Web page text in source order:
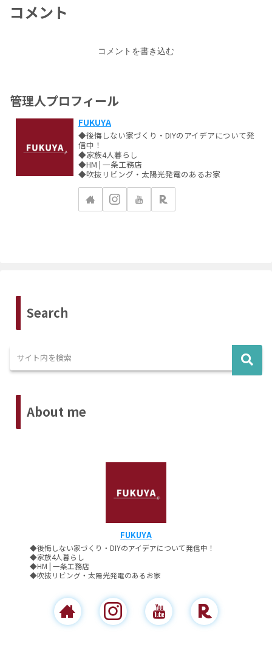
コメント
コメントを書き込む
管理人プロフィール
FUKUYA
◆後悔しない家づくり・DIYのアイデアについて発
信中！
◆家族4人暮らし
◆HM | 一条工務店
◆吹抜リビング・太陽光発電のあるお家
Search
About me
FUKUYA
◆後悔しない家づくり・DIYのアイデアについて発信中！
◆家族4人暮らし
◆HM | 一条工務店
◆吹抜リビング・太陽光発電のあるお家